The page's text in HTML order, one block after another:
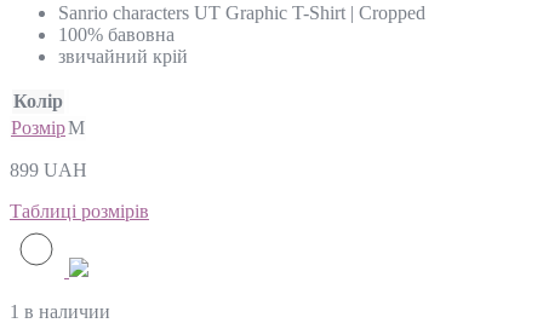
Sanrio characters UT Graphic T-Shirt | Cropped
100% бавовна
звичайний крій
Колір
РозмірM
899 UAH
Таблиці розмірів
1 в наличии